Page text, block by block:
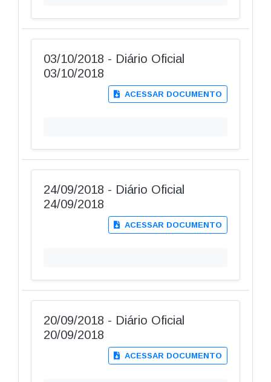
03/10/2018 - Diário Oficial
03/10/2018
ACESSAR DOCUMENTO
24/09/2018 - Diário Oficial
24/09/2018
ACESSAR DOCUMENTO
20/09/2018 - Diário Oficial
20/09/2018
ACESSAR DOCUMENTO